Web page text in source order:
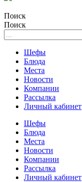
Поиск
Поиск
Шефы
Блюда
Места
Новости
Компании
Рассылка
Личный кабинет
Шефы
Блюда
Места
Новости
Компании
Рассылка
Личный кабинет